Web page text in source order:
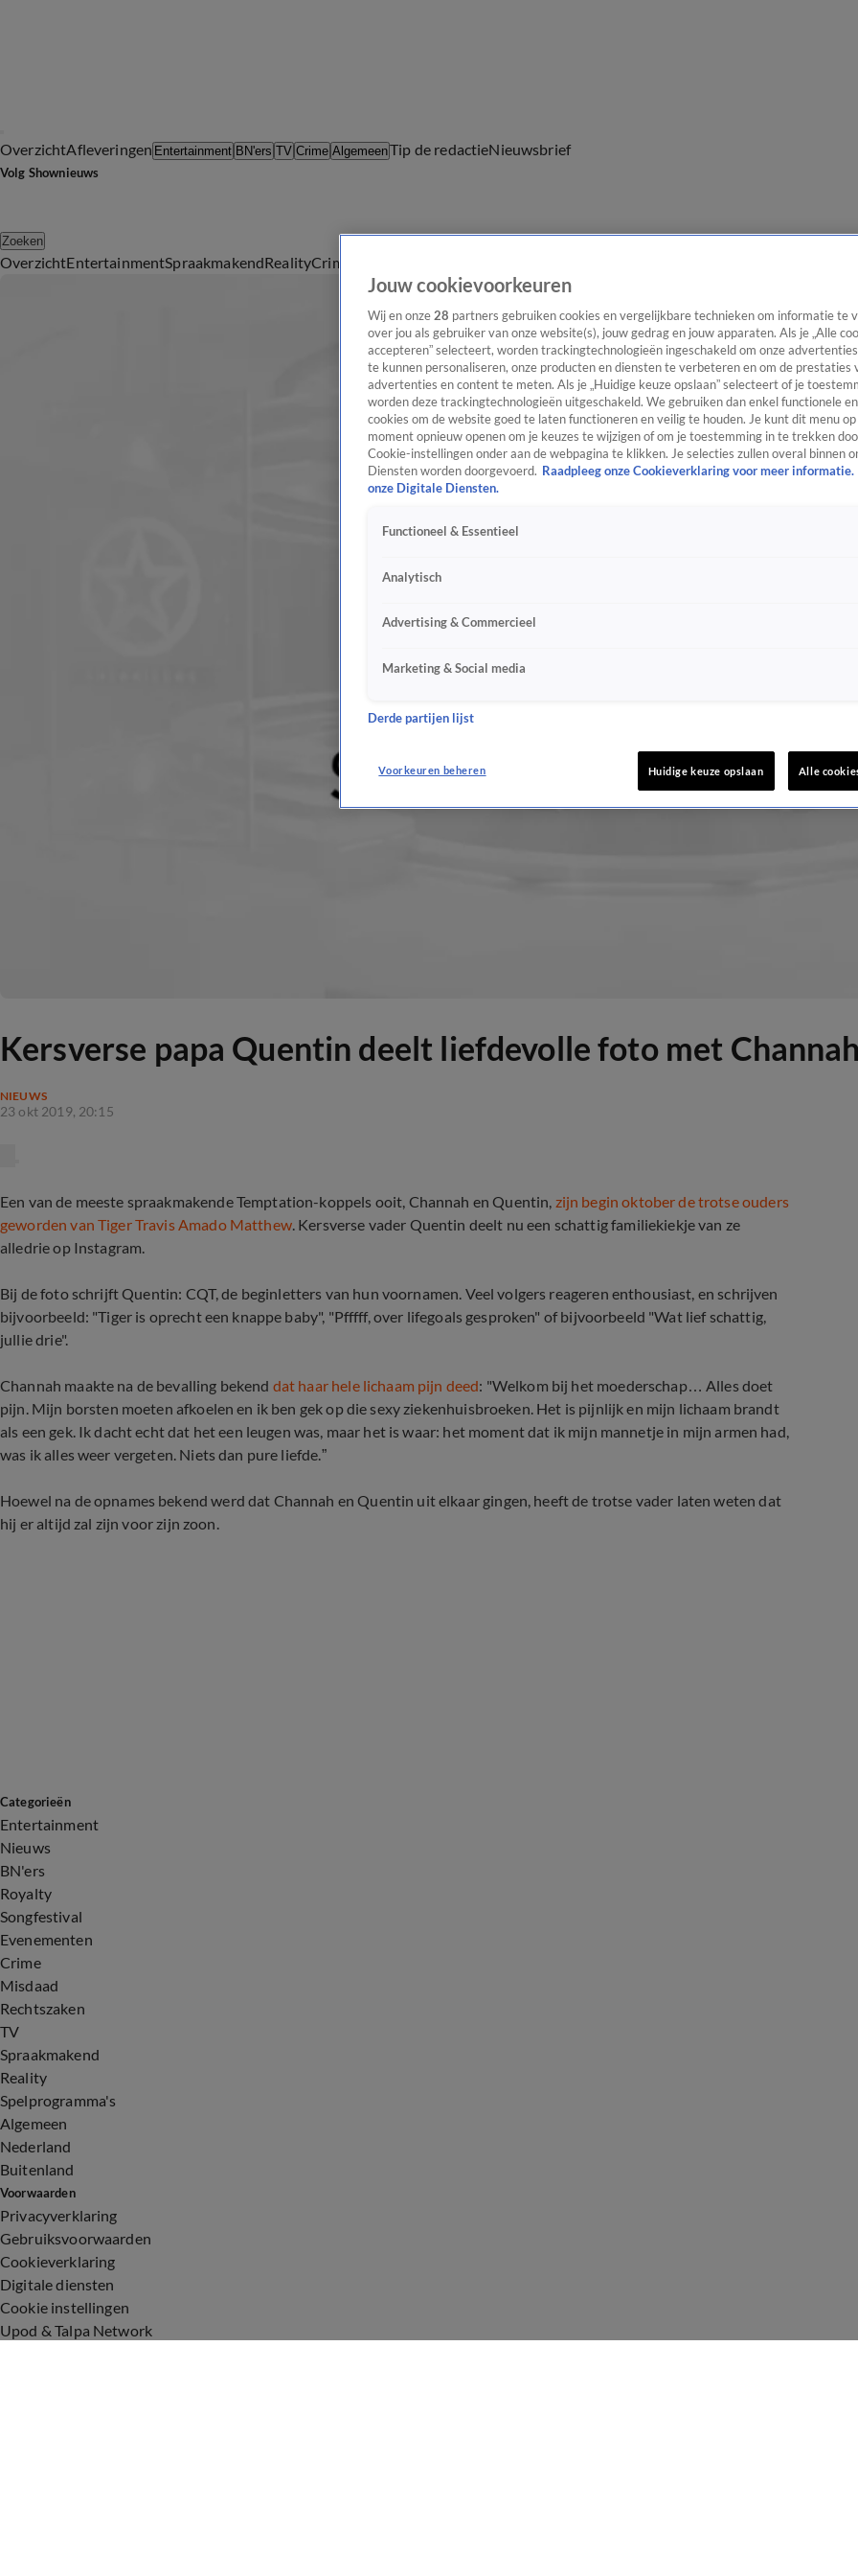
OverzichtAfleveringen Entertainment BN'ers TV Crime AlgemeenTip de redactieNieuwsbrief
Volg Shownieuws
Zoeken
OverzichtEntertainmentSpraakmakendRealityCrime
Kersverse papa Quentin deelt liefdevolle foto met
NIEUWS
23 okt 2019, 20:15
Een van de meeste spraakmakende Temptation-koppels ooit, Channah en Quentin, zijn begin oktober de trotse ouders
geworden van Tiger Travis Amado Matthew. Kersverse vader Quentin deelt nu een schattig familiekiekje van ze
alledrie op Instagram.
Bij de foto schrijft Quentin: CQT, de beginletters van hun voornamen. Veel volgers reageren enthousiast, en schrijven
bijvoorbeeld: "Tiger is oprecht een knappe baby", "Pfffff, over lifegoals gesproken" of bijvoorbeeld "Wat lief schattig,
jullie drie".
Channah maakte na de bevalling bekend dat haar hele lichaam pijn deed: "Welkom bij het moederschap… Alles doet
pijn. Mijn borsten moeten afkoelen en ik ben gek op die sexy ziekenhuisbroeken. Het is pijnlijk en mijn lichaam brandt
als een gek. Ik dacht echt dat het een leugen was, maar het is waar: het moment dat ik mijn mannetje in mijn armen had,
was ik alles weer vergeten. Niets dan pure liefde.”
Hoewel na de opnames bekend werd dat Channah en Quentin uit elkaar gingen, heeft de trotse vader laten weten dat
hij er altijd zal zijn voor zijn zoon.
Categorieën
Entertainment
Nieuws
BN'ers
Royalty
Songfestival
Evenementen
Crime
Misdaad
Rechtszaken
TV
Spraakmakend
Reality
Spelprogramma's
Algemeen
Nederland
Buitenland
Voorwaarden
Privacyverklaring
Gebruiksvoorwaarden
Cookieverklaring
Digitale diensten
Cookie instellingen
Upod & Talpa Network
Jouw cookievoorkeuren
Wij en onze 28 partners gebruiken cookies en vergelijkbare technieken om informatie te
over jou als gebruiker van onze website(s), jouw gedrag en jouw apparaten. Als je „Alle
accepteren” selecteert, worden trackingtechnologieën ingeschakeld om onze
te kunnen personaliseren, onze producten en diensten te verbeteren en om de prestaties
advertenties en content te meten. Als je „Huidige keuze opslaan” selecteert of je
worden deze trackingtechnologieën uitgeschakeld. We gebruiken dan enkel functionele
cookies om de website goed te laten functioneren en veilig te houden. Je kunt dit menu
moment opnieuw openen om je keuzes te wijzigen of om je toestemming in te trekken
Cookie-instellingen onder aan de webpagina te klikken. Je selecties zullen overal binnen
Diensten worden doorgevoerd. Raadpleeg onze Cookieverklaring voor meer informatie.
onze Digitale Diensten.
Functioneel & Essentieel
Analytisch
Advertising & Commercieel
Marketing & Social media
Derde partijen lijst
Voorkeuren beheren Huidige keuze opslaan Alle